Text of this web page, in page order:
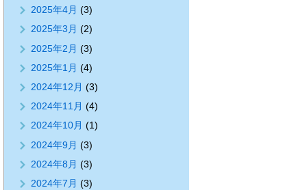
2025年4月 (3)
2025年3月 (2)
2025年2月 (3)
2025年1月 (4)
2024年12月 (3)
2024年11月 (4)
2024年10月 (1)
2024年9月 (3)
2024年8月 (3)
2024年7月 (3)